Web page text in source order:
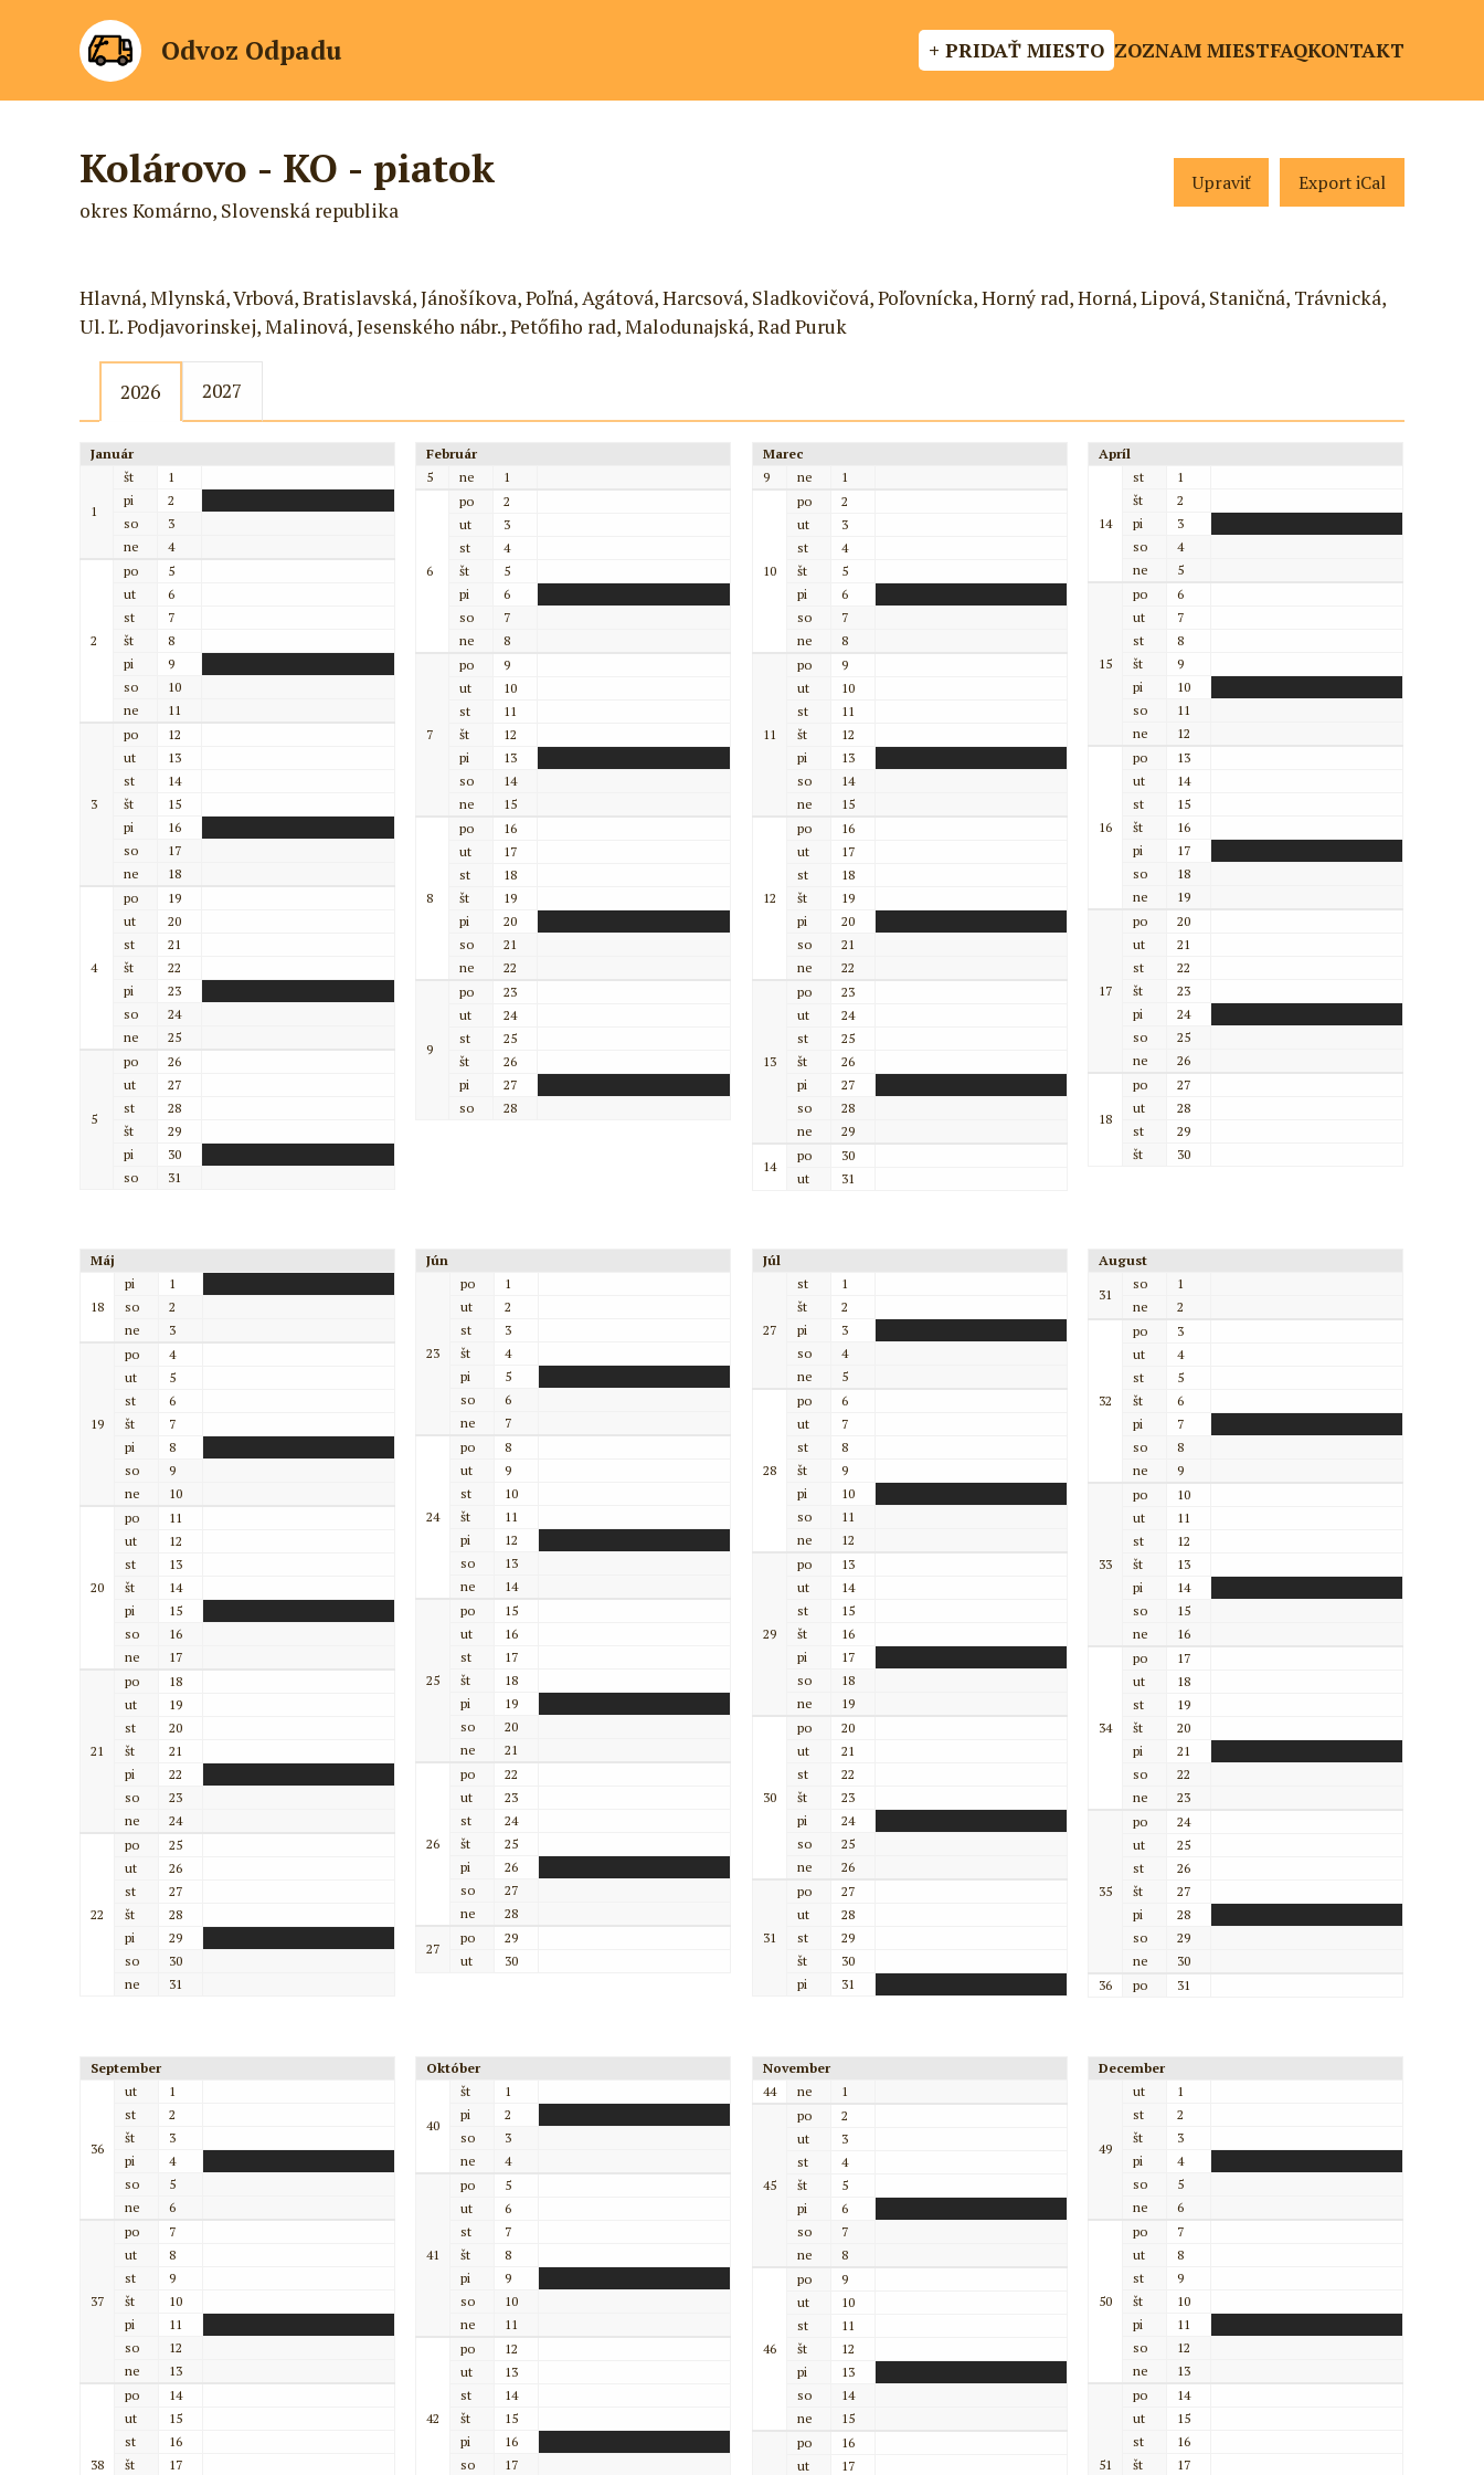
Odvoz Odpadu + PRIDAŤ MIESTO ZOZNAM MIESTFAQKONTAKT
Kolárovo - KO - piatok
okres Komárno, Slovenská republika
Upraviť Export iCal
Hlavná, Mlynská, Vrbová, Bratislavská, Jánošíkova, Poľná, Agátová, Harcsová, Sladkovičová, Poľovnícka, Horný rad, Horná, Lipová, Staničná, Trávnická,
Ul. Ľ. Podjavorinskej, Malinová, Jesenského nábr., Petőfiho rad, Malodunajská, Rad Puruk
2026 2027
Január
1
št
1
pi
2
so
3
ne
4
2
po
5
ut
6
st
7
št
8
pi
9
so
10
ne
11
3
po
12
ut
13
st
14
št
15
pi
16
so
17
ne
18
4
po
19
ut
20
st
21
št
22
pi
23
so
24
ne
25
5
po
26
ut
27
st
28
št
29
pi
30
so
31
Február
5
ne 1
6
po
2
ut
3
st
4
št
5
pi
6
so
7
ne
8
7
po
9
ut
10
st
11
št
12
pi
13
so
14
ne
15
8
po
16
ut
17
st
18
št
19
pi
20
so
21
ne
22
9
po
23
ut
24
st
25
št
26
pi
27
so
28
Marec
9
ne 1
10
po
2
ut
3
st
4
št
5
pi
6
so
7
ne
8
11
po
9
ut
10
st
11
št
12
pi
13
so
14
ne
15
12
po
16
ut
17
st
18
št
19
pi
20
so
21
ne
22
13
po
23
ut
24
st
25
št
26
pi
27
so
28
ne
29
14
po
30
ut
31
Apríl
14
st
1
št
2
pi
3
so
4
ne
5
15
po
6
ut
7
st
8
št
9
pi
10
so
11
ne
12
16
po
13
ut
14
st
15
št
16
pi
17
so
18
ne
19
17
po
20
ut
21
st
22
št
23
pi
24
so
25
ne
26
18
po
27
ut
28
st
29
št
30
Máj
18
pi
1
so
2
ne
3
19
po
4
ut
5
st
6
št
7
pi
8
so
9
ne
10
20
po
11
ut
12
st
13
št
14
pi
15
so
16
ne
17
21
po
18
ut
19
st
20
št
21
pi
22
so
23
ne
24
22
po
25
ut
26
st
27
št
28
pi
29
so
30
ne
31
Jún
23
po
1
ut
2
st
3
št
4
pi
5
so
6
ne
7
24
po
8
ut
9
st
10
št
11
pi
12
so
13
ne
14
25
po
15
ut
16
st
17
št
18
pi
19
so
20
ne
21
26
po
22
ut
23
st
24
št
25
pi
26
so
27
ne
28
27
po
29
ut
30
Júl
27
st
1
št
2
pi
3
so
4
ne
5
28
po
6
ut
7
st
8
št
9
pi
10
so
11
ne
12
29
po
13
ut
14
st
15
št
16
pi
17
so
18
ne
19
30
po
20
ut
21
st
22
št
23
pi
24
so
25
ne
26
31
po
27
ut
28
st
29
št
30
pi
31
August
31
so
1
ne
2
32
po
3
ut
4
st
5
št
6
pi
7
so
8
ne
9
33
po
10
ut
11
st
12
št
13
pi
14
so
15
ne
16
34
po
17
ut
18
st
19
št
20
pi
21
so
22
ne
23
35
po
24
ut
25
st
26
št
27
pi
28
so
29
ne
30
36
po 31
September
36
ut
1
st
2
št
3
pi
4
so
5
ne
6
37
po
7
ut
8
st
9
št
10
pi
11
so
12
ne
13
38
po
14
ut
15
st
16
št
17
Október
40
št
1
pi
2
so
3
ne
4
41
po
5
ut
6
st
7
št
8
pi
9
so
10
ne
11
42
po
12
ut
13
st
14
št
15
pi
16
so
17
November
44
ne 1
45
po
2
ut
3
st
4
št
5
pi
6
so
7
ne
8
46
po
9
ut
10
st
11
št
12
pi
13
so
14
ne
15
po
16
ut
17
December
49
ut
1
st
2
št
3
pi
4
so
5
ne
6
50
po
7
ut
8
st
9
št
10
pi
11
so
12
ne
13
51
po
14
ut
15
st
16
št
17